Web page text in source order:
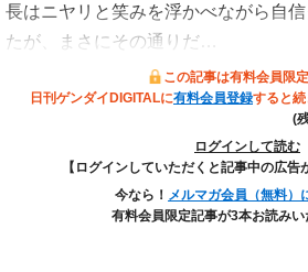
長はニヤリと笑みを浮かべながら自
たが、まさにその通りだ…
この記事は有料会員限定
日刊ゲンダイDIGITALに有料会員登録すると続
(
ログインして読む
【ログインしていただくと記事中の広告
今なら！ メルマガ会員（無料）
有料会員限定記事が3本お読みい